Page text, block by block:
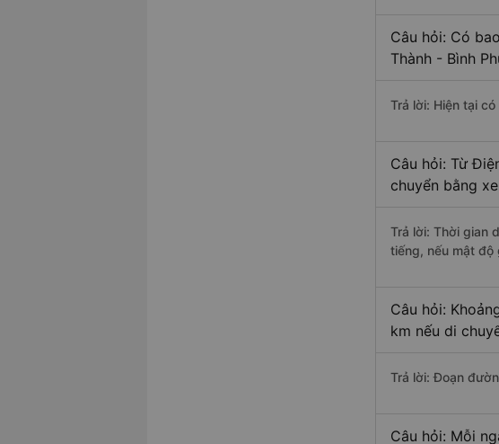
Câu hỏi: Có
Thành - Bình
Trả lời: Hiện tại
Câu hỏi: Từ
chuyển bằng
Trả lời: Thời gian
tiếng, nếu mật độ
Câu hỏi:
km nếu di
Trả lời: Đoạn
Câu hỏi: Mỗi